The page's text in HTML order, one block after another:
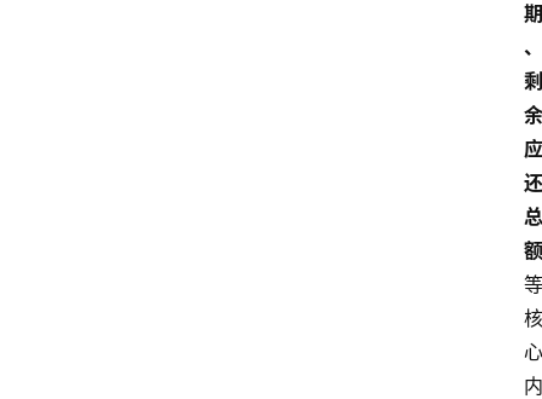
期
、
剩
余
应
还
总
额
等
核
心
内